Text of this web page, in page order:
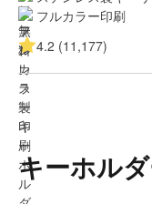
フルカラー印刷
4.2 (11,177)
キーホル